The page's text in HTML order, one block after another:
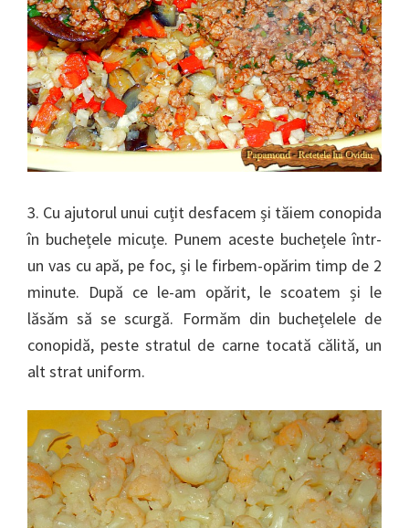
3. Cu ajutorul unui cuțit desfacem și tăiem conopida
în buchețele micuțe. Punem aceste buchețele într-
un vas cu apă, pe foc, și le firbem-opărim timp de 2
minute. După ce le-am opărit, le scoatem și le
lăsăm să se scurgă. Formăm din buchețelele de
conopidă, peste stratul de carne tocată călită, un
alt strat uniform.